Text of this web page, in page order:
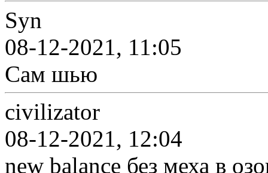
Syn
08-12-2021, 11:05
Сам шью
civilizator
08-12-2021, 12:04
new balance без меха в